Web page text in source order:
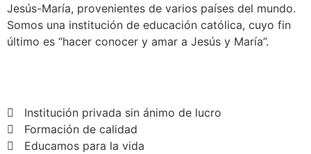
Jesús-María, provenientes de varios países del mundo.
Somos una institución de educación católica, cuyo fin
último es “hacer conocer y amar a Jesús y María”.
Institución privada sin ánimo de lucro
Formación de calidad
Educamos para la vida